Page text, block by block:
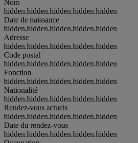
Nom
hidden.hidden.hidden.hidden.hidden
Date de naissance
hidden.hidden.hidden.hidden.hidden
Adresse
hidden.hidden.hidden.hidden.hidden
Code postal
hidden.hidden.hidden.hidden.hidden
Fonction
hidden.hidden.hidden.hidden.hidden
Nationalité
hidden.hidden.hidden.hidden.hidden
Rendez-vous actuels
hidden.hidden.hidden.hidden.hidden
Date du rendez-vous
hidden.hidden.hidden.hidden.hidden